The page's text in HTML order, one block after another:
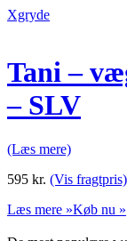
Xgryde
Tani –
– SLV
(Læs mere)
595 kr. (Vis fragtpris)
Læs mere »Køb nu »